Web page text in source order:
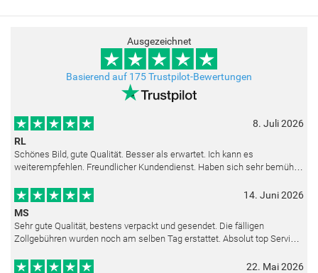
Ausgezeichnet
Basierend auf 175 Trustpilot-Bewertungen
8. Juli 2026
RL
Schönes Bild, gute Qualität. Besser als erwartet. Ich kann es
weiterempfehlen. Freundlicher Kundendienst. Haben sich sehr bemüht
14. Juni 2026
MS
Sehr gute Qualität, bestens verpackt und gesendet. Die fälligen
Zollgebühren wurden noch am selben Tag erstattet. Absolut top Service
22. Mai 2026